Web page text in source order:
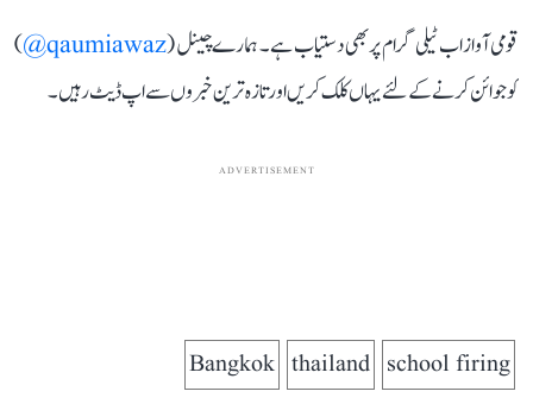
قومی آواز اب ٹیلی گرام پر بھی دستیاب ہے۔ ہمارے چینل (qaumiawaz@
)
کو جوائن کرنے کے لئے یہاں کلک کریں اور تازہ ترین خبروں سے اپ ڈیٹ رہیں۔
ADVERTISEMENT
school firing
thailand
Bangkok